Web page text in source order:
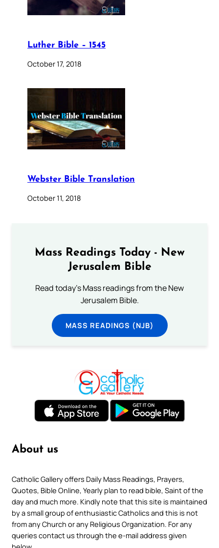
Luther Bible – 1545
October 17, 2018
Webster Bible Translation
October 11, 2018
Mass Readings Today - New
Jerusalem Bible
Read today's Mass readings from the New
Jerusalem Bible.
MASS READINGS (NJB)
About us
Catholic Gallery offers Daily Mass Readings, Prayers,
Quotes, Bible Online, Yearly plan to read bible, Saint of the
day and much more. Kindly note that this site is maintained
by a small group of enthusiastic Catholics and this is not
from any Church or any Religious Organization. For any
queries contact us through the e-mail address given